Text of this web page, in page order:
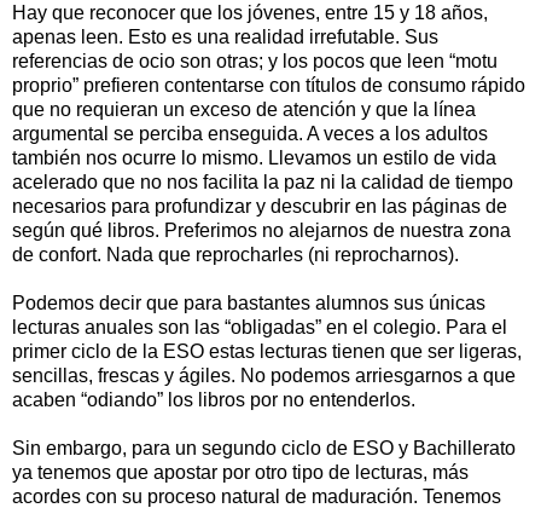
Hay que reconocer que los jóvenes, entre 15 y 18 años,
apenas leen. Esto es una realidad irrefutable. Sus
referencias de ocio son otras; y los pocos que leen “motu
proprio” prefieren contentarse con títulos de consumo rápido
que no requieran un exceso de atención y que la línea
argumental se perciba enseguida. A veces a los adultos
también nos ocurre lo mismo. Llevamos un estilo de vida
acelerado que no nos facilita la paz ni la calidad de tiempo
necesarios para profundizar y descubrir en las páginas de
según qué libros. Preferimos no alejarnos de nuestra zona
de confort. Nada que reprocharles (ni reprocharnos).
Podemos decir que para bastantes alumnos sus únicas
lecturas anuales son las “obligadas” en el colegio. Para el
primer ciclo de la ESO estas lecturas tienen que ser ligeras,
sencillas, frescas y ágiles. No podemos arriesgarnos a que
acaben “odiando” los libros por no entenderlos.
Sin embargo, para un segundo ciclo de ESO y Bachillerato
ya tenemos que apostar por otro tipo de lecturas, más
acordes con su proceso natural de maduración. Tenemos